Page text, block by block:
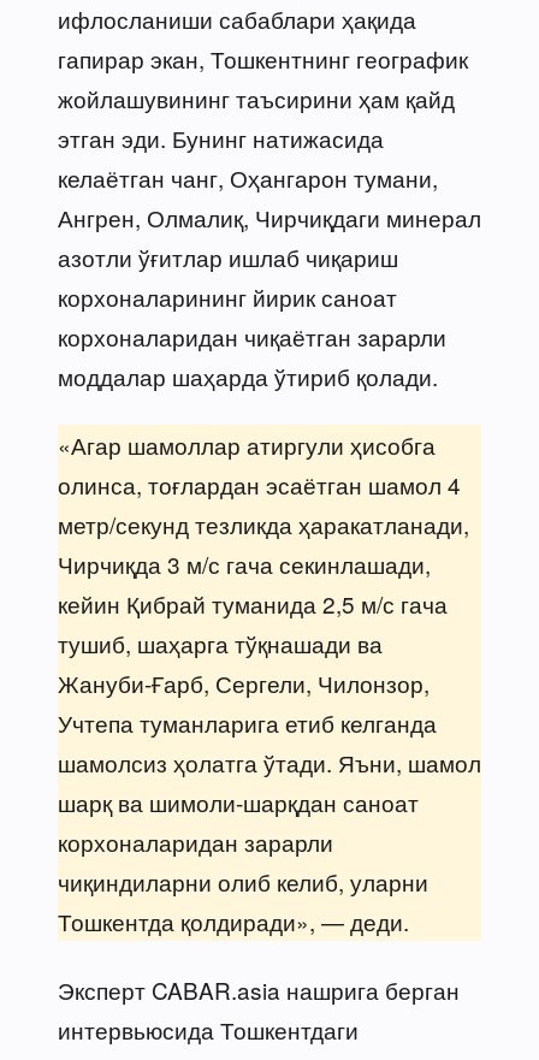
ифлосланиши сабаблари ҳақида
гапирар экан, Тошкентнинг географик
жойлашувининг таъсирини ҳам қайд
этган эди. Бунинг натижасида
келаётган чанг, Оҳангарон тумани,
Ангрен, Олмалиқ, Чирчиқдаги минерал
азотли ўғитлар ишлаб чиқариш
корхоналарининг йирик саноат
корхоналаридан чиқаётган зарарли
моддалар шаҳарда ўтириб қолади.
«Агар шамоллар атиргули ҳисобга
олинса, тоғлардан эсаётган шамол 4
метр/секунд тезликда ҳаракатланади,
Чирчиқда 3 м/с гача секинлашади,
кейин Қибрай туманида 2,5 м/с гача
тушиб, шаҳарга тўқнашади ва
Жануби-Ғарб, Сергели, Чилонзор,
Учтепа туманларига етиб келганда
шамолсиз ҳолатга ўтади. Яъни, шамол
шарқ ва шимоли-шарқдан саноат
корхоналаридан зарарли
чиқиндиларни олиб келиб, уларни
Тошкентда қолдиради», — деди.
Эксперт CABAR.asia нашрига берган
интервьюсида Тошкентдаги